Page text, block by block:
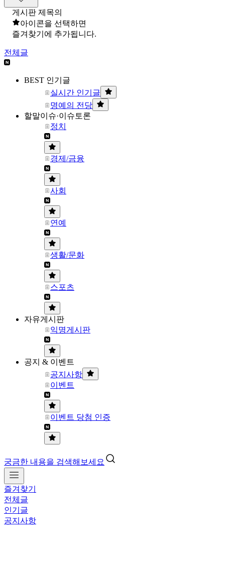
게시판 제목의
아이콘을 선택하면
즐겨찾기에 추가됩니다.
전체글
BEST 인기글
실시간 인기글
명예의 전당
할말이슈·이슈토론
정치
경제/금융
사회
연예
생활/문화
스포츠
자유게시판
익명게시판
공지 & 이벤트
공지사항
이벤트
이벤트 당첨 인증
궁금한 내용을 검색해보세요
즐겨찾기
전체글
인기글
공지사항